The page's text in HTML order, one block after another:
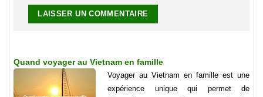
Quand voyager au Vietnam en famille
Voyager au Vietnam en famille est une
expérience unique qui permet de